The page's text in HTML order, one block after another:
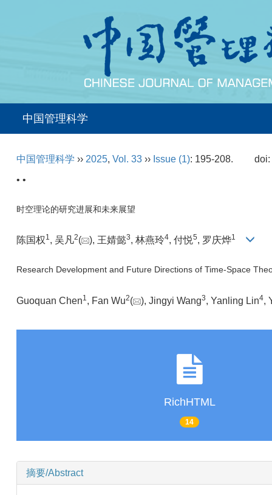
中国管理科学
中国管理科学 ›› 2025, Vol. 33 ›› Issue (1): 195-208.
• •
时空理论的研究进展和未来展望
陈国权1, 吴凡2( ), 王婧懿3, 林燕玲4, 付悦5, 罗庆烨1
Research Development and Future Directions of Time-Space
Guoquan Chen1 , Fan Wu2( ), Jingyi Wang3, Yanling Lin4,
RichHTML
14
摘要/Abstract